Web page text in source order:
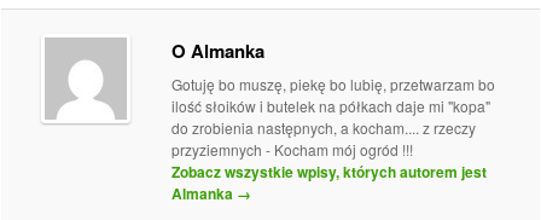
O Almanka
Gotuję bo muszę, piekę bo lubię, przetwarzam bo
ilość słoików i butelek na półkach daje mi "kopa"
do zrobienia następnych, a kocham.... z rzeczy
przyziemnych - Kocham mój ogród !!!
Zobacz wszystkie wpisy, których autorem jest
Almanka →